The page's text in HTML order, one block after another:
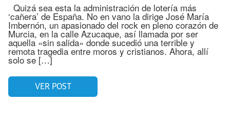
Quizá sea esta la administración de lotería más
‘cañera’ de España. No en vano la dirige José María
Imbernón, un apasionado del rock en pleno corazón de
Murcia, en la calle Azucaque, así llamada por ser
aquella «sin salida» donde sucedió una terrible y
remota tragedia entre moros y cristianos. Ahora, allí
solo se […]
VER POST